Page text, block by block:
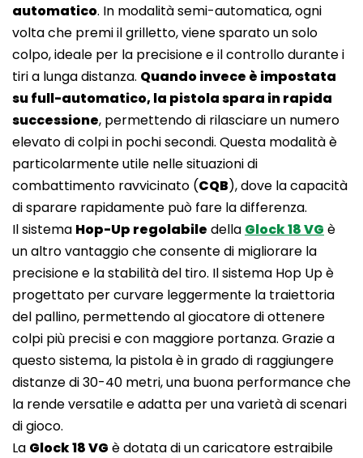
automatico. In modalità semi-automatica, ogni
volta che premi il grilletto, viene sparato un solo
colpo, ideale per la precisione e il controllo durante i
tiri a lunga distanza. Quando invece è impostata
su full-automatico, la pistola spara in rapida
successione, permettendo di rilasciare un numero
elevato di colpi in pochi secondi. Questa modalità è
particolarmente utile nelle situazioni di
combattimento ravvicinato (CQB), dove la capacità
di sparare rapidamente può fare la differenza.
Il sistema Hop-Up regolabile della Glock 18 VG è
un altro vantaggio che consente di migliorare la
precisione e la stabilità del tiro. Il sistema Hop Up è
progettato per curvare leggermente la traiettoria
del pallino, permettendo al giocatore di ottenere
colpi più precisi e con maggiore portanza. Grazie a
questo sistema, la pistola è in grado di raggiungere
distanze di 30-40 metri, una buona performance che
la rende versatile e adatta per una varietà di scenari
di gioco.
La Glock 18 VG è dotata di un caricatore estraibile